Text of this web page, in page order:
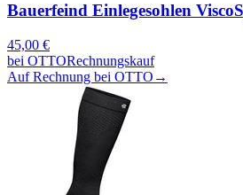
Bauerfeind Einlegesohlen
45,00 €
bei OTTORechnungskauf
Auf Rechnung bei OTTO →